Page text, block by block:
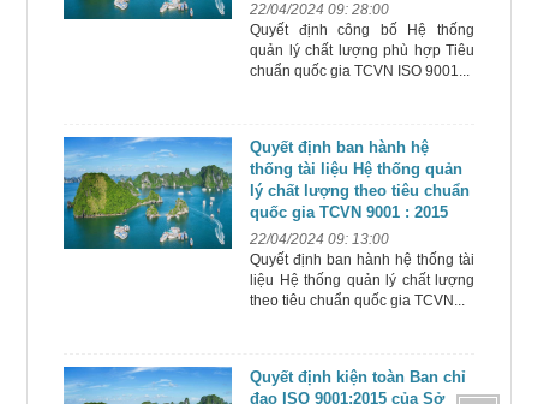
22/04/2024 09: 28:00
Quyết định công bố Hệ thống
quản lý chất lượng phù hợp Tiêu
chuẩn quốc gia TCVN ISO 9001...
Quyết định ban hành hệ
thống tài liệu Hệ thống quản
lý chất lượng theo tiêu chuẩn
quốc gia TCVN 9001 : 2015
22/04/2024 09: 13:00
Quyết định ban hành hệ thống tài
liệu Hệ thống quản lý chất lượng
theo tiêu chuẩn quốc gia TCVN...
Quyết định kiện toàn Ban chỉ
đạo ISO 9001:2015 của Sở